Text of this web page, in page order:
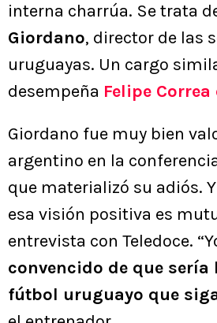
interna charrúa. Se trata
Giordano, director de las
uruguayas. Un cargo
desempeña Felipe
Giordano fue muy bien
argentino en la
que materializó su adiós.
esa visión positiva es
entrevista con Teledoce.
convencido de que sería
fútbol uruguayo que